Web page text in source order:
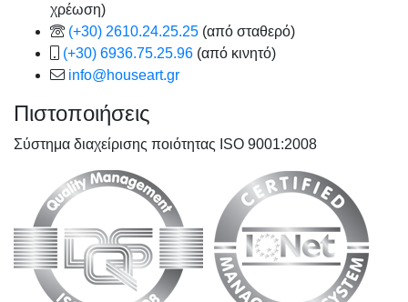
χρέωση)
(+30) 2610.24.25.25 (από σταθερό)
(+30) 6936.75.25.96 (από κινητό)
info@houseart.gr
Πιστοποιήσεις
Σύστημα διαχείρισης ποιότητας ISO 9001:2008